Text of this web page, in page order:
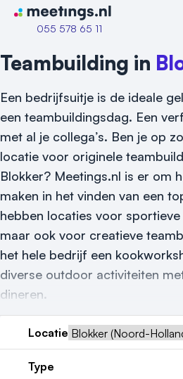
Naar home van Meetings
055 578 65 11
Vraag locatie aan
Meld locatie aan
Reviews (5⭐️)
Contact
Teambuilding in
Een bedrijfsuitje is de ideale
een teambuildingsdag. Een
met al je collega’s. Ben je op
locatie voor originele
Blokker? Meetings.nl is er om
maken in het vinden van een
hebben locaties voor
maar ook voor creatieve
het hele bedrijf een
diverse outdoor activiteiten
dineren.
Locatie
Type